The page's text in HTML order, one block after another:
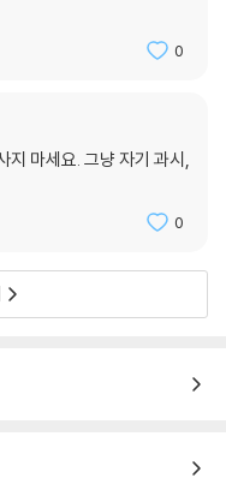
0
지 마세요. 그냥 자기 과시,
0